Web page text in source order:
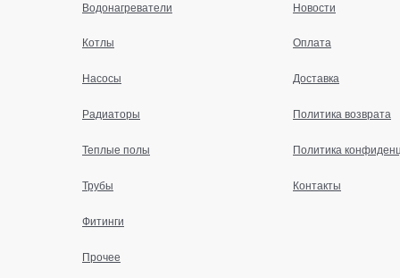
Водонагреватели
Котлы
Насосы
Радиаторы
Теплые полы
Трубы
Фитинги
Прочее
Новости
Оплата
Доставка
Политика возврата
Политика
Контакты